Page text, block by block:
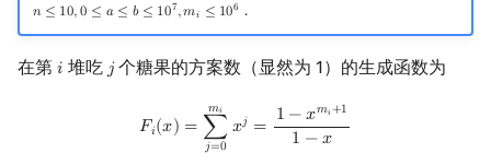
𝑛 ≤ 10,0 ≤ 𝑎 ≤ 𝑏 ≤ 107,𝑚𝑖 ≤ 106
n≤10,0≤ a ≤b ≤107 ,mi≤ 106 ．
在第 𝑖
i 堆吃 𝑗
j个糖果的方案数（显然为 1）的生成函数为
𝐹𝑖(𝑥) =
𝑚𝑖
∑
𝑗=0
𝑥𝑗 = 1 −𝑥𝑚𝑖+1
1 −𝑥
( ) =0m x x mi+11−x